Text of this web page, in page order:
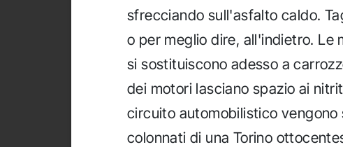
sfrecciando sull'asfalto caldo.
o per meglio dire, all'indietro. Le
si sostituiscono adesso a
dei motori lasciano spazio ai
circuito automobilistico
colonnati di una Torino